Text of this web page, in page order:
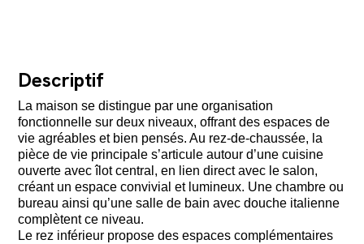
Descriptif
La maison se distingue par une organisation
fonctionnelle sur deux niveaux, offrant des espaces de
vie agréables et bien pensés. Au rez-de-chaussée, la
pièce de vie principale s’articule autour d’une cuisine
ouverte avec îlot central, en lien direct avec le salon,
créant un espace convivial et lumineux. Une chambre ou
bureau ainsi qu’une salle de bain avec douche italienne
complètent ce niveau.
Le rez inférieur propose des espaces complémentaires